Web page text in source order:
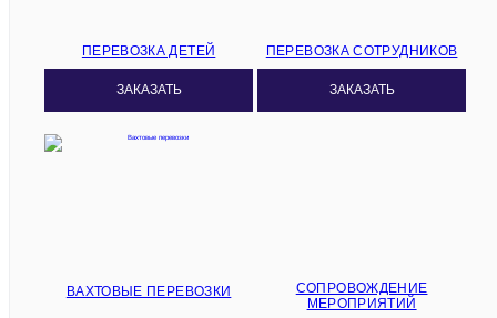
ПЕРЕВОЗКА ДЕТЕЙ
ЗАКАЗАТЬ
ПЕРЕВОЗКА СОТРУДНИКОВ
ЗАКАЗАТЬ
ВАХТОВЫЕ ПЕРЕВОЗКИ
СОПРОВОЖДЕНИЕ
МЕРОПРИЯТИЙ